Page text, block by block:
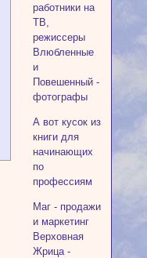
работники на
ТВ,
режиссеры
Влюбленные
и
Повешенный -
фотографы
А вот кусок из
книги для
начинающих
по
профессиям
Маг - продажи
и маркетинг
Верховная
Жрица -